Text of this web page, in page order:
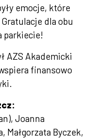
emocje, które
Gratulacje dla obu
parkiecie!
AZS Akademicki
finansowo
Joanna
Małgorzata Byczek,